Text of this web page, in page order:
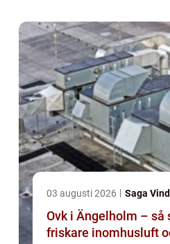
03 augusti 2026 Saga
Ovk i Ängelholm – så
friskare inomhusluft